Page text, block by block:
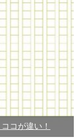
コが違い！